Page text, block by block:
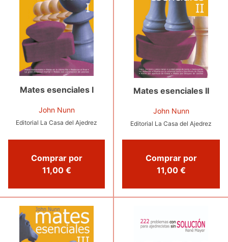
Mates esenciales I
John Nunn
Editorial La Casa del Ajedrez
Comprar por
11,00 €
Mates esenciales II
John Nunn
Editorial La Casa del Ajedrez
Comprar por
11,00 €